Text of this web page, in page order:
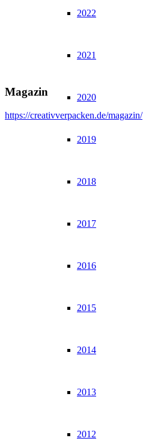
2022
2021
2020
2019
2018
2017
2016
2015
2014
2013
2012
Magazin
https://creativverpacken.de/magazin/